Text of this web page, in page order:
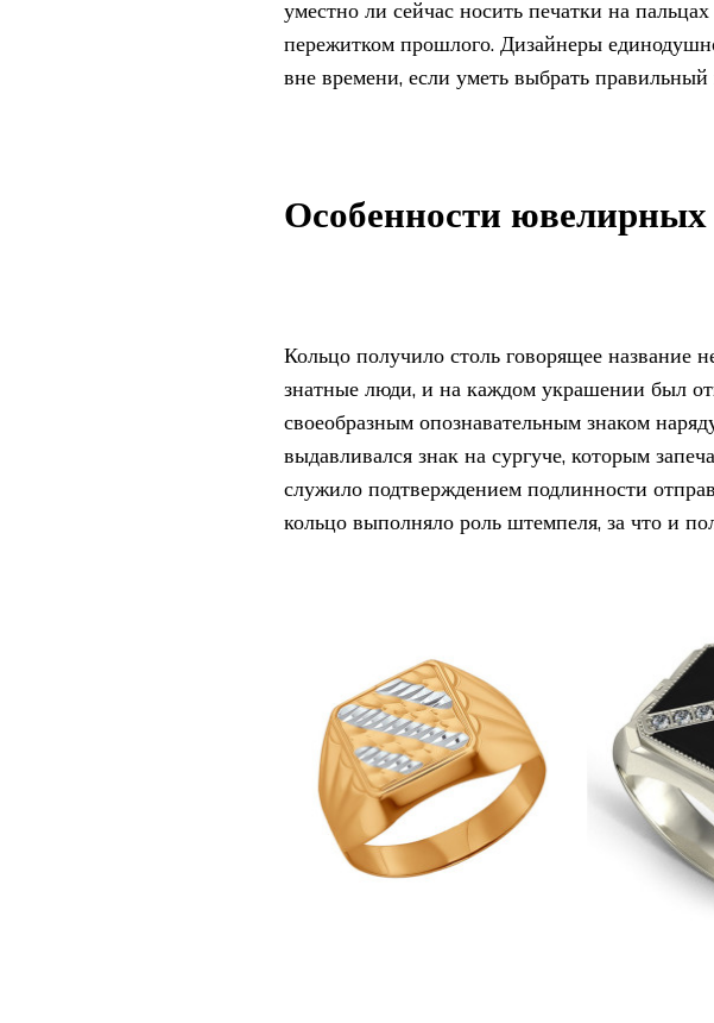
уместно ли сейчас носить печатки на
пережитком прошлого. Дизайнеры
вне времени, если уметь выбрать правильный
Особенности ювелирных
Кольцо получило столь говорящее название
знатные люди, и на каждом украшении был
своеобразным опознавательным знаком
выдавливался знак на сургуче, которым
служило подтверждением подлинности
кольцо выполняло роль штемпеля, за что и